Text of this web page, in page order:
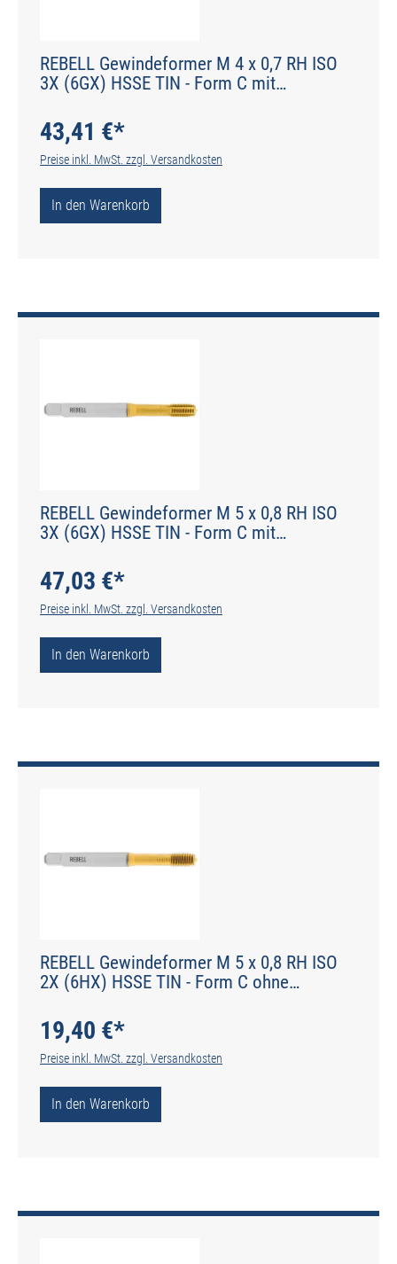
REBELL Gewindeformer M 4 x 0,7 RH ISO
3X (6GX) HSSE TIN - Form C mit
43,41 €*
Preise inkl. MwSt. zzgl. Versandkosten
In den Warenkorb
REBELL Gewindeformer M 5 x 0,8 RH ISO
3X (6GX) HSSE TIN - Form C mit
47,03 €*
Preise inkl. MwSt. zzgl. Versandkosten
In den Warenkorb
REBELL Gewindeformer M 5 x 0,8 RH ISO
2X (6HX) HSSE TIN - Form C ohne
19,40 €*
Preise inkl. MwSt. zzgl. Versandkosten
In den Warenkorb